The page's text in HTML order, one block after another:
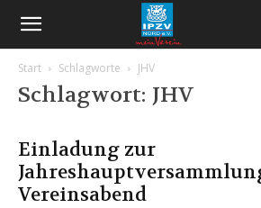
Start Schlagworte JHV
Schlagwort: JHV
Einladung zur
Vereinsabend